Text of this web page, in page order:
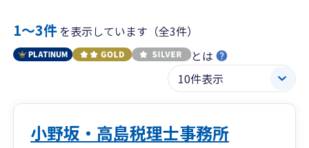
1〜3件を表示しています（全3件）
とは
小野坂・高島税理士事務所